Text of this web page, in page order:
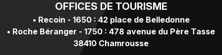
OFFICES DE TOURISME
• Recoin - 1650 : 42 place de Belledonne
• Roche Béranger - 1750 : 478 avenue du Père Tasse
38410 Chamrousse